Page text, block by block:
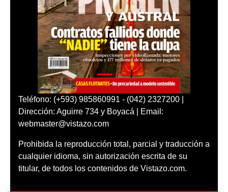
Teléfono: (+593) 985860991 - (042) 2327200 |
Dirección: Aguirre 734 y Boyacá | Email:
webmaster@vistazo.com
Prohibida la reproducción total, parcial y traducción a
cualquier idioma, sin autorización escrita de su
titular, de todos los contenidos de Vistazo.com.